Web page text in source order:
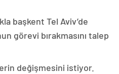
başkent Tel Aviv’de
görevi bırakmasını talep
değişmesini istiyor.